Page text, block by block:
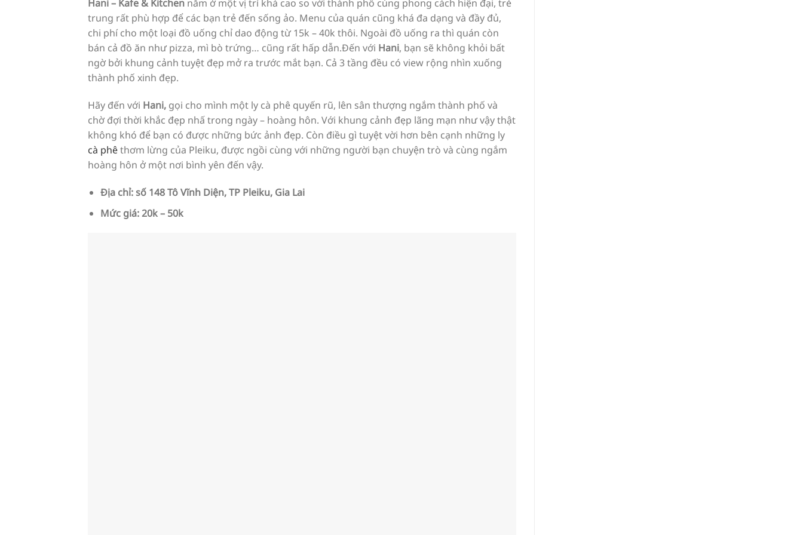
Hani – Kafe & Kitchen nằm ở một vị trí khá cao so với thành phố cùng phong cách hiện đại, trẻ
trung rất phù hợp để các bạn trẻ đến sống ảo. Menu của quán cũng khá đa dạng và đầy đủ,
chi phí cho một loại đồ uống chỉ dao động từ 15k – 40k thôi. Ngoài đồ uống ra thì quán còn
bán cả đồ ăn như pizza, mì bò trứng… cũng rất hấp dẫn.Đến với Hani, bạn sẽ không khỏi bất
ngờ bởi khung cảnh tuyệt đẹp mở ra trước mắt bạn. Cả 3 tầng đều có view rộng nhìn xuống
thành phố xinh đẹp.
Hãy đến với Hani, gọi cho mình một ly cà phê quyến rũ, lên sân thượng ngắm thành phố và
chờ đợi thời khắc đẹp nhấ trong ngày – hoàng hôn. Với khung cảnh đẹp lãng mạn như vậy thật
không khó để bạn có được những bức ảnh đẹp. Còn điều gì tuyệt vời hơn bên cạnh những ly
cà phêthơm lừng của Pleiku, được ngồi cùng với những người bạn chuyện trò và cùng ngắm
hoàng hôn ở một nơi bình yên đến vậy.
Địa chỉ: số 148 Tô Vĩnh Diện, TP Pleiku, Gia Lai
Mức giá: 20k – 50k